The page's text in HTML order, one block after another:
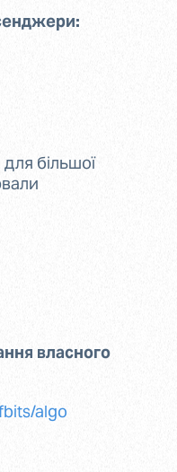
більшої
власного
algo